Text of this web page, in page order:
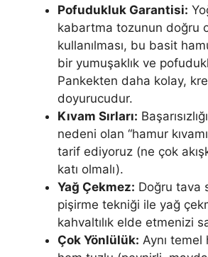
Pofudukluk Garantisi:
kabartma tozunun doğru
kullanılması, bu basit
bir yumuşaklık ve
Pankekten daha kolay,
doyurucudur.
Kıvam Sırları:
nedeni olan “hamur
tarif ediyoruz (ne çok
katı olmalı).
Yağ Çekmez: Doğru tava
pişirme tekniği ile yağ
kahvaltılık elde etmenizi
Çok Yönlülük: Aynı temel